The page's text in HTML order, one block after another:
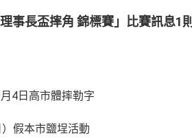
事長盃摔角 錦標賽」比賽訊息1則
4日高市體摔勒字
假本市鹽埕活動